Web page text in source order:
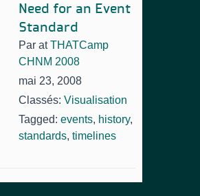
Need for an Event
Standard
Par atTHATCamp
CHNM 2008
mai 23, 2008
Classés: Visualisation
Tagged: events, history,
standards, timelines